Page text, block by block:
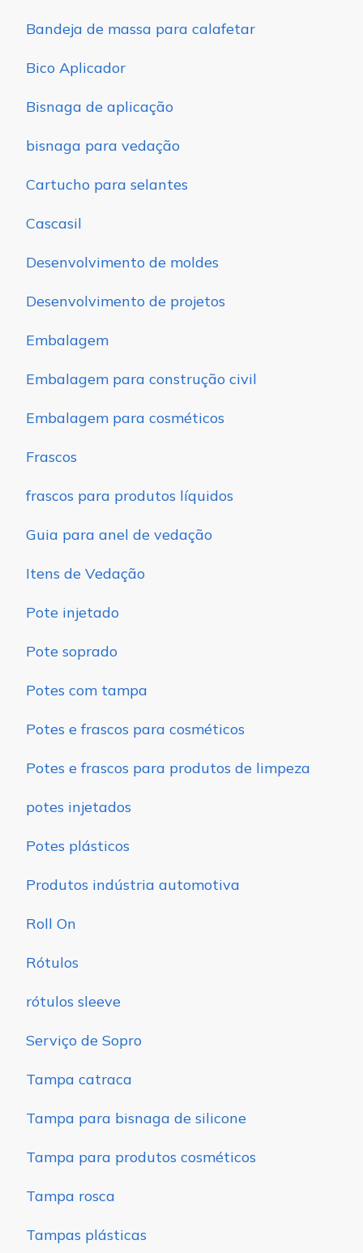
Bandeja de massa para calafetar
Bico Aplicador
Bisnaga de aplicação
bisnaga para vedação
Cartucho para selantes
Cascasil
Desenvolvimento de moldes
Desenvolvimento de projetos
Embalagem
Embalagem para construção civil
Embalagem para cosméticos
Frascos
frascos para produtos líquidos
Guia para anel de vedação
Itens de Vedação
Pote injetado
Pote soprado
Potes com tampa
Potes e frascos para cosméticos
Potes e frascos para produtos de limpeza
potes injetados
Potes plásticos
Produtos indústria automotiva
Roll On
Rótulos
rótulos sleeve
Serviço de Sopro
Tampa catraca
Tampa para bisnaga de silicone
Tampa para produtos cosméticos
Tampa rosca
Tampas plásticas